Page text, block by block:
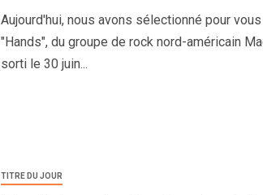
Aujourd'hui, nous avons sélectionné pour
"Hands", du groupe de rock nord-américain
sorti le 30 juin...
TITRE DU JOUR